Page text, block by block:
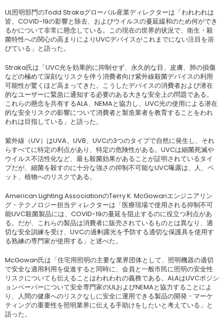
UL照明部門のTodd Strakaグローバル産業ディレクターは「われわれは
皆、COVID-19の影響と除去、およびウイルスの蔓延緩和のため何ができ
るかについて非常に懸念している。この現在の世界的状況で、衛生・殺
菌特性への関心の高まりによりUVCデバイスがこれまでにない注目を浴
びている」と語った。
Straka氏は「UVC光を効果的に抑制せず、永久的な目、皮膚、肺の損傷
などの極めて深刻なリスクを伴う消費者向け紫外線殺菌デバイスの利用
可能性が驚くほど高まってきた。こうしたデバイスの消費者および潜在
的なユーザーに緊急に通知する必要のある大きな安全上の問題である。
これらの懸念を共有するALA、NEMAと協力し、UVC光の使用による潜在
的な安全リスクの影響について消費者と製造業者を教育することをわれ
われは目指している」と語った。
紫外線（UV）はUVA、UVB、UVCの3つのタイプで自然に発生し、それ
らすべてに特定の利点があり、特定の危険性がある。UVCは細菌死滅や
ウイルス不活性化など、最も殺菌効果があることが証明されているタイ
プだが、細菌を殺すのに十分な強さの抑制不可能なUVC曝露は、人、ペ
ット、植物へのリスクである。
American Lighting AssociationのTerry K. McGowanエンジニアリン
グ・テクノロジー担当ディレクターは「医療現場で使用される抑制不可
能UVC殺菌製品には、COVID-19の蔓延を阻止するのに役立つ利点があ
る。だが、これらの製品は消費者に販売されているものとは異なり、適
切な安全訓練を受け、UVCの過剰露光を予防する適切な保護具を使用す
る熟練の専門家が使用する」と述べた。
McGowan氏は「住宅用照明の主要な業界団体として、照明機器の適切
で安全な適用利用を促進すると同時に、会員と一般市民に照明の安全性
リスクについても伝えることはわれわれの義務である。ALAはUVCポジシ
ョンペーパーについて安全専門家のULおよびNEMAと協力することによ
り、人間の健康へのリスクなしに安全に運用できる製品の開発・マーケ
ティングの重要性を照明業界に伝える手助けをしたいと考えている」と
語った。